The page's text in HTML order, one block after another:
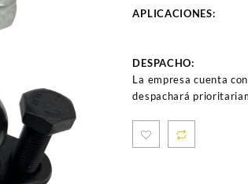
APLICACIONES:
DESPACHO:
La empresa cuenta
despachará